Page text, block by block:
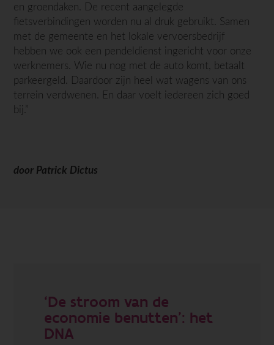
en groendaken. De recent aangelegde
fietsverbindingen worden nu al druk gebruikt. Samen
met de gemeente en het lokale vervoersbedrijf
hebben we ook een pendeldienst ingericht voor onze
werknemers. Wie nu nog met de auto komt, betaalt
parkeergeld. Daardoor zijn heel wat wagens van ons
terrein verdwenen. En daar voelt iedereen zich goed
bij.”
door Patrick Dictus
‘De stroom van de
economie benutten’: het
DNA